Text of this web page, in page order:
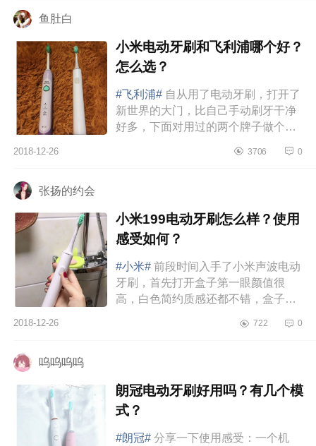
鱼肚白
小米电动牙刷和飞利浦哪个好？
怎么选？
#飞利浦# 自从用了电动牙刷，打开了
新世界的大门，比自己手动刷牙干净
好多，下面对用过的两个牌子做个测
米：价位：小米便宜很多飞利浦：...
2018-12-26 3706 0
张扬的约会
小米199电动牙刷怎么样？使用
感受如何？
#小米# 前段时间入手了小米声波电动
牙刷，首先打开盒子第一眼颜值很
高，白色简约质感还都不错，盒子里
色环。我打开开关试了一个普通模...
2018-12-26 722 0
呜呜呜呜
朗冠电动牙刷好用吗？有几个模
式？
#朗冠# 分享一下使用感受：一个机